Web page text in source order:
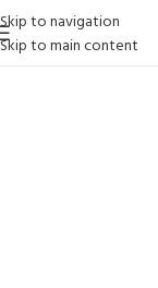
Skip to navigation
Skip to main content